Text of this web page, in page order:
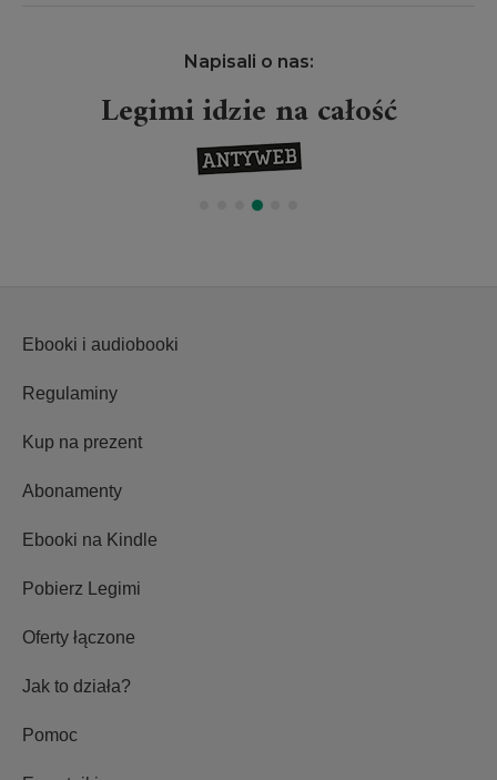
Napisali o nas:
Legimi idzie na całość
Ebooki i audiobooki
Regulaminy
Kup na prezent
Abonamenty
Ebooki na Kindle
Pobierz Legimi
Oferty łączone
Jak to działa?
Pomoc